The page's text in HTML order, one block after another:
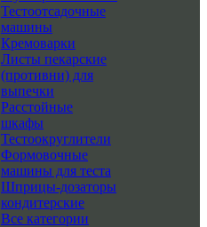
Тестоотсадочные
машины
Кремоварки
Листы пекарские
(противни) для
выпечки
Расстойные
шкафы
Тестоокруглители
Формовочные
машины для теста
Шприцы-дозаторы
кондитерские
Все категории